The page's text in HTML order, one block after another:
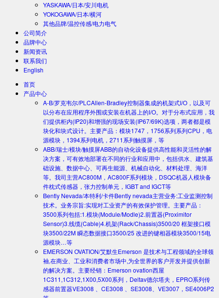
YASKAWA/日本/安川电机
YOKOGAWA/日本/横河
其他品牌/温控传感/电力电气
公司简介
品牌中心
新闻资讯
联系我们
English
首页
产品中心
A-B/罗克韦尔/PLCAllen-Bradley控制器集成的机架式I/O，以及可
以分布在应用程序外围或安装在机器上的I/O。对于分布式应用，我
们提供柜内(IP20)和增强的现场安装(IP67/69K)选项，两者都是模
块化和块式设计。主要产品：模块1747，1756系列系列CPU，电
源模块，1394系列电机，2711系列触摸屏，等
ABB/瑞士/模块/触摸屏ABB的自动化设备提供高性能和灵活性的解
决方案，可有效地部署在不同的行业和应用中，包括供水、建筑基
础设施、数据中心、可再生能源、机械自动化、材料处理、海洋
等。我司主营AC800M，AC800F系列模块，DSQC机器人模块备
件枕式传感器，张力控制单元，IGBT and IGCT等
Bently Nevada/本特利/卡件Bently nevada主营业务:工业监测控制
技术。业务宗旨:实现对工业资产的有效保护管理。主要产品：
3500系列包括:1.模块(Module/Modle)2.前置器(Proximitor
Sensor)3.线缆(Cable)4.机架(Rack/Chassis)3500/20 框架接口模
块3500/22M 瞬态数据接口3500/25 改进的键相器模块3500/15电
源模块…等
EMERSON OVATION/艾默生Emerson 是技术与工程领域的全球领
袖,在商业、工业和消费者市场中,为全世界的客户开发并提供创新
的解决方案。主要经销：Emerson ovation西屋
1C311,1C312,1X00,5X00系列，Deltav德尔塔夫，EPRO系列传
感器前置器VE3008 、CE3008 、SE3008、VE3007，SE4006P2